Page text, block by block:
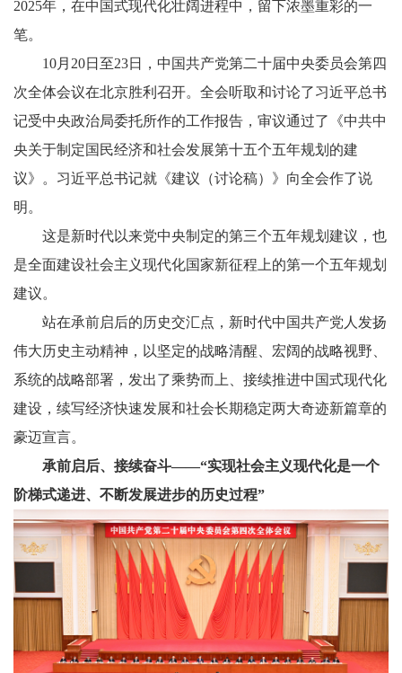
2025年，在中国式现代化壮阔进程中，留下浓墨重彩的一
笔。
10月20日至23日，中国共产党第二十届中央委员会第四
次全体会议在北京胜利召开。全会听取和讨论了习近平总书
记受中央政治局委托所作的工作报告，审议通过了《中共中
央关于制定国民经济和社会发展第十五个五年规划的建
议》。习近平总书记就《建议（讨论稿）》向全会作了说
明。
这是新时代以来党中央制定的第三个五年规划建议，也
是全面建设社会主义现代化国家新征程上的第一个五年规划
建议。
站在承前启后的历史交汇点，新时代中国共产党人发扬
伟大历史主动精神，以坚定的战略清醒、宏阔的战略视野、
系统的战略部署，发出了乘势而上、接续推进中国式现代化
建设，续写经济快速发展和社会长期稳定两大奇迹新篇章的
豪迈宣言。
承前启后、接续奋斗——“实现社会主义现代化是一个
阶梯式递进、不断发展进步的历史过程”